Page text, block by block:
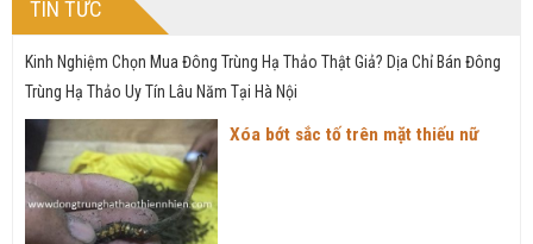
TIN TỨC
Kinh Nghiệm Chọn Mua Đông Trùng Hạ Thảo Thật Giả? Dịa Chỉ Bán Đông
Trùng Hạ Thảo Uy Tín Lâu Năm Tại Hà Nội
Xóa bớt sắc tố trên mặt thiếu nữ